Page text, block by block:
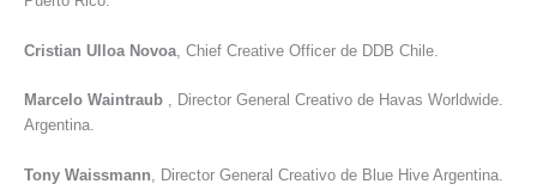
Cristian Ulloa Novoa , Chief Creative Officer de DDB Chile.
Marcelo Waintraub , Director General Creativo de Havas Worldwide.
Argentina.
Tony Waissmann , Director General Creativo de Blue Hive Argentina.